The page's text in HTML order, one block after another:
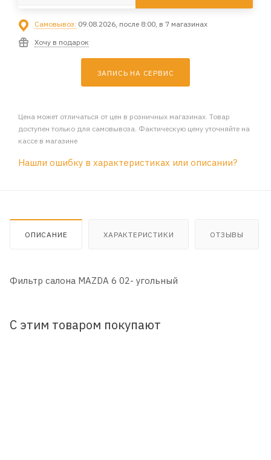
Самовывоз: 09.08.2026, после 8:00, в 7 магазинах
Хочу в подарок
ЗАПИСЬ НА СЕРВИС
Цена может отличаться от цен в розничных магазинах. Товар
доступен только для самовывоза. Фактическую цену уточняйте на
кассе в магазине
Нашли ошибку в характеристиках или описании?
ОПИСАНИЕ ХАРАКТЕРИСТИКИ ОТЗЫВЫ
Фильтр салона MAZDA 6 02- угольный
С этим товаром покупают